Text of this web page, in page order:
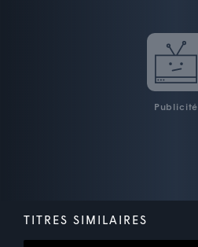
Publicité
TITRES SIMILAIRES